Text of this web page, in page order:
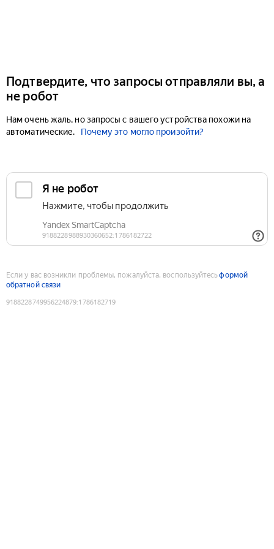
Подтвердите, что запросы отправляли вы, а
не робот
Нам очень жаль, но запросы с вашего устройства похожи на
автоматические.
Почему это могло произойти?
Если у вас возникли проблемы, пожалуйста, воспользуйтесьформой
обратной связи
9188228749956224879:1786182719